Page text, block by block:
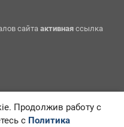
сайтаактивнаяссылка
Продолжив работу с
с Политика